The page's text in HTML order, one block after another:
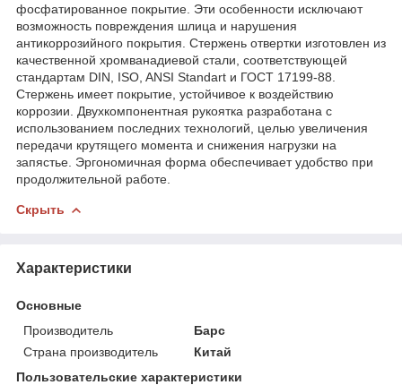
фосфатированное покрытие. Эти особенности исключают
возможность повреждения шлица и нарушения
антикоррозийного покрытия. Стержень отвертки изготовлен из
качественной хромванадиевой стали, соответствующей
стандартам DIN, ISO, ANSI Standart и ГОСТ 17199-88.
Стержень имеет покрытие, устойчивое к воздействию
коррозии. Двухкомпонентная рукоятка разработана с
использованием последних технологий, целью увеличения
передачи крутящего момента и снижения нагрузки на
запястье. Эргономичная форма обеспечивает удобство при
продолжительной работе.
Скрыть
Характеристики
Основные
Производитель
Барс
Страна производитель
Китай
Пользовательские характеристики